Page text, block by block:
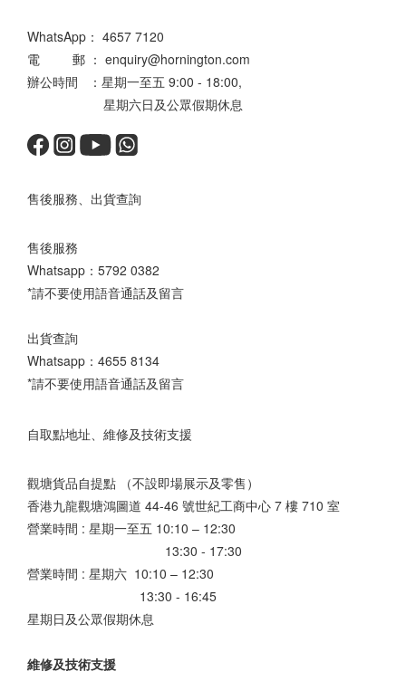
WhatsApp： 4657 7120
電 郵 ： enquiry@hornington.com
辦公時間 ：星期一至五 9:00 - 18:00,
星期六日及公眾假期休息
售後服務、出貨查詢
售後服務
Whatsapp： 5792 0382
*請不要使用語音通話及留言
出貨查詢
Whatsapp： 4655 8134
*請不要使用語音通話及留言
自取點地址、維修及技術支援
觀塘貨品自提點 （不設即場展示及零售）
香港九龍觀塘鴻圖道 44-46 號世紀工商中心 7 樓 710 室
營業時間 : 星期一至五 10:10 – 12:30
13:30 - 17:30
營業時間 : 星期六 10:10 – 12:30
13:30 - 16:45
星期日及公眾假期休息
維修及技術支援